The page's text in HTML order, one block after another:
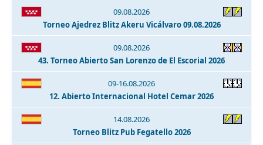
09.08.2026
Torneo Ajedrez Blitz Akeru Vicálvaro 09.08.2026
09.08.2026
43. Torneo Abierto San Lorenzo de El Escorial 2026
09-16.08.2026
12. Abierto Internacional Hotel Cemar 2026
14.08.2026
Torneo Blitz Pub Fegatello 2026